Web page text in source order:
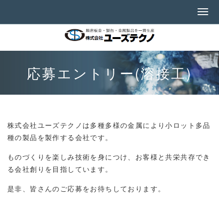
応募エントリー(溶接工)
株式会社ユーズテクノは多種多様の金属により小ロット多品
種の製品を製作する会社です。
ものづくりを楽しみ技術を身につけ、お客様と共栄共存でき
る会社創りを目指しています。
是非、皆さんのご応募をお待ちしております。